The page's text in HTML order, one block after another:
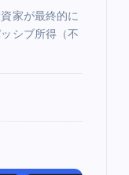
家が最終的に
シブ所得（不